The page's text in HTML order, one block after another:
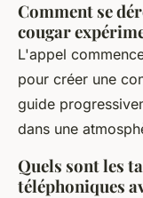
Comment se
cougar
L'appel
pour créer une
guide
dans une
Quels sont les
téléphoniques